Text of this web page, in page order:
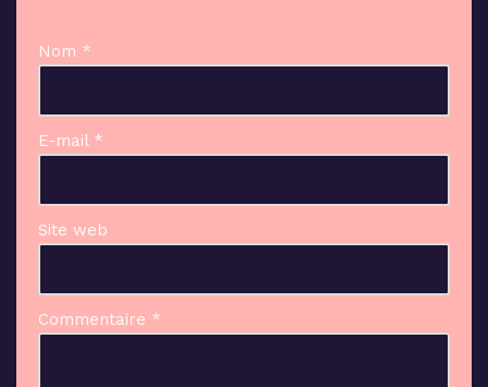
Nom *
E-mail *
Site web
Commentaire *